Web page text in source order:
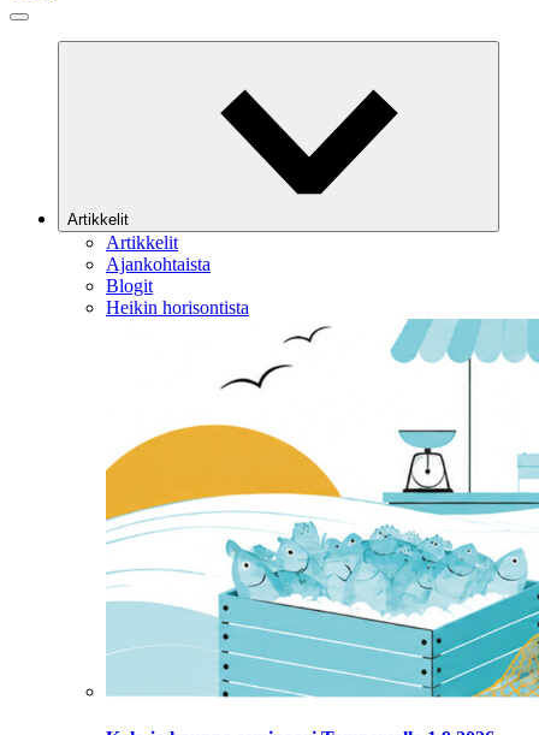
Artikkelit
Artikkelit
Ajankohtaista
Blogit
Heikin horisontista